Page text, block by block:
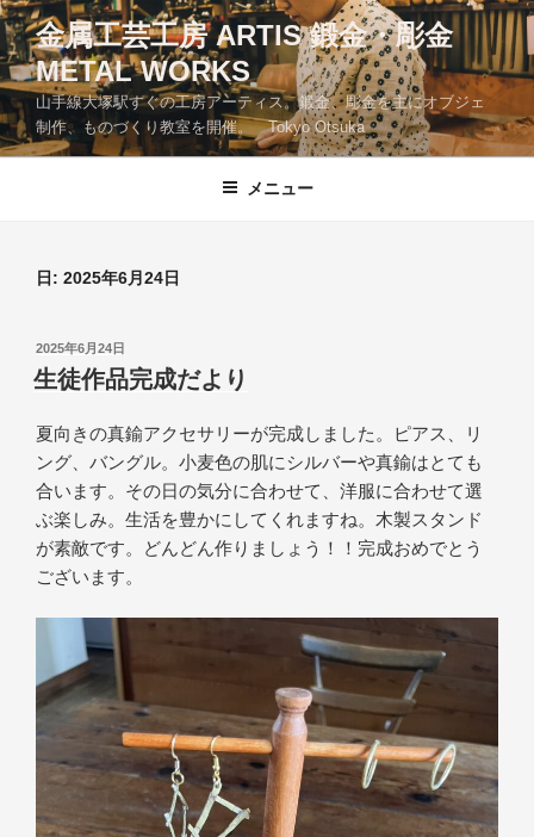
コ
ン
テ
ン
ツ
へ
金属工芸工房 ARTIS 鍛金・彫金
METAL WORKS
山手線大塚駅すぐの工房アーティス。鍛金、彫金を主にオブジェ
制作、ものづくり教室を開催。 Tokyo Otsuka
メニュー
日: 2025年6月24日
投
稿
日:
2025年6月24日
生徒作品完成だより
夏向きの真鍮アクセサリーが完成しました。ピアス、リ
ング、バングル。小麦色の肌にシルバーや真鍮はとても
合います。その日の気分に合わせて、洋服に合わせて選
ぶ楽しみ。生活を豊かにしてくれますね。木製スタンド
が素敵です。どんどん作りましょう！！完成おめでとう
ございます。